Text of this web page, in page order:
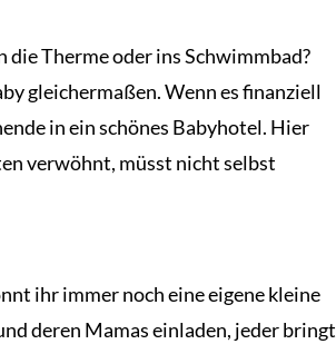
die Therme oder ins Schwimmbad?
gleichermaßen. Wenn es finanziell
in ein schönes Babyhotel. Hier
verwöhnt, müsst nicht selbst
ihr immer noch eine eigene kleine
deren Mamas einladen, jeder bringt